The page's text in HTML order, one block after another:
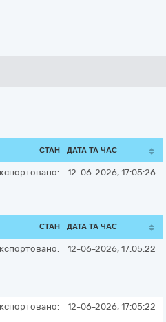
СТАН ДАТА ТА ЧАС
12-06-2026, 17:05:26
СТАН ДАТА ТА ЧАС
12-06-2026, 17:05:22
12-06-2026, 17:05:22